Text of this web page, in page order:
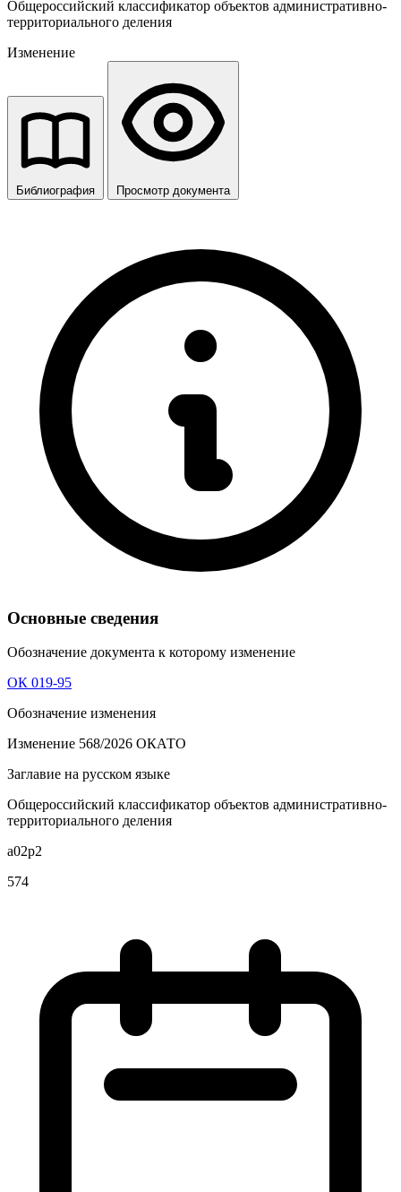
Общероссийский классификатор объектов административно-
территориального деления
Изменение
Библиография Просмотр документа
Основные сведения
Обозначение документа к которому изменение
ОК 019-95
Обозначение изменения
Изменение 568/2026 ОКАТО
Заглавие на русском языке
Общероссийский классификатор объектов административно-
территориального деления
a02p2
574